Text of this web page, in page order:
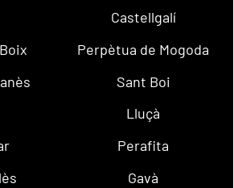
Castellgalí
Perpètua de Mogoda
Sant Boi
Lluçà
Perafita
Gavà